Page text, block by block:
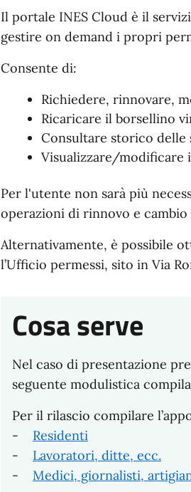
Il portale INES Cloud è il
gestire on demand i propri
Consente di:
Richiedere, rinnovare,
Ricaricare il borsellino
Consultare storico
Visualizzare/modificare
Per l'utente non sarà più
operazioni di rinnovo e cambio
Alternativamente, è possibile
l’Ufficio permessi, sito in Via
Cosa serve
Nel caso di presentazione
seguente modulistica
Per il rilascio compilare
- Residenti
- Lavoratori, ditte, ecc.
- Medici, giornalisti,